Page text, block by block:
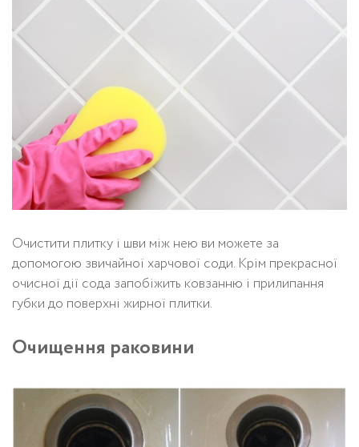
Очистити плитку і шви між нею ви можете за
допомогою звичайної харчової соди. Крім прекрасної
очисної дії сода запобіжить ковзанню і прилипання
губки до поверхні жирної плитки.
Очищення раковини